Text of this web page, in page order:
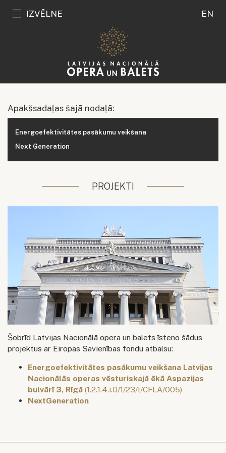
IZVĒLNE EN
Apakšsadaļas šajā nodaļā:
Energoefektivitātes pasākumu veikšana
Next Generation
PROJEKTI
Šobrīd Latvijas Nacionālā opera un balets īsteno šādus
projektus ar Eiropas Savienības fondu atbalsu:
Energoefektivitātes pasākumu veikšana Latvijas
Nacionālās operas vēsturiskajā ēkā Aspazijas
bulvārī 3, Rīgā (1.2.1.4.i.0/1/23/I/CFLA/005)
NextGeneration